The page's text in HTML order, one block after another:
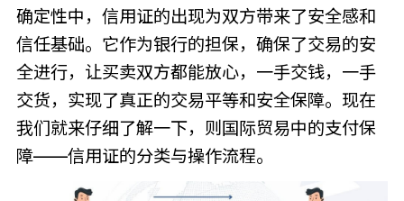
确定性中，信用证的出现为双方带来了安全感和
信任基础。它作为银行的担保，确保了交易的安
全进行，让买卖双方都能放心，一手交钱，一手
交货，实现了真正的交易平等和安全保障。现在
我们就来仔细了解一下，则国际贸易中的支付保
障——信用证的分类与操作流程。